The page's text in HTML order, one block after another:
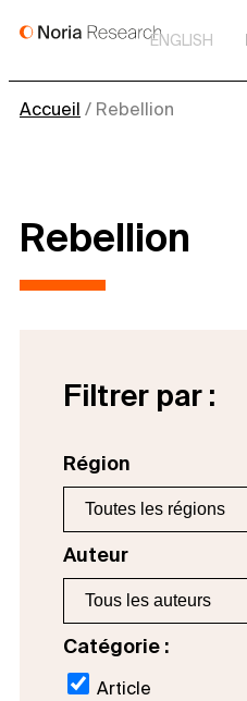
Aller
ENGLISH
Accueil / Rebellion
Rebellion
Filtrer par :
Région
Auteur
Catégorie :
Article